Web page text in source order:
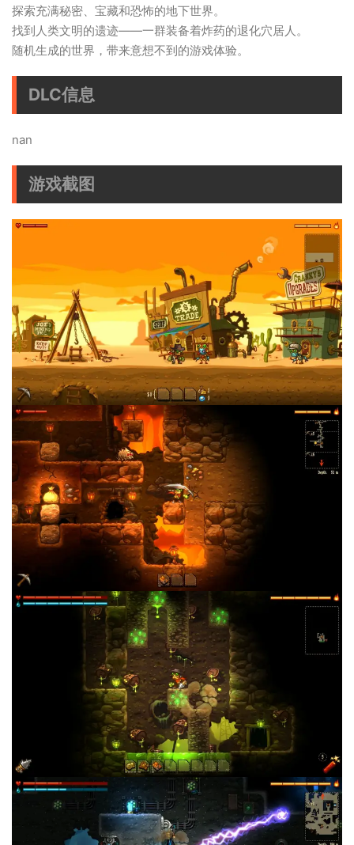
探索充满秘密、宝藏和恐怖的地下世界。
找到人类文明的遗迹——一群装备着炸药的退化穴居人。
随机生成的世界，带来意想不到的游戏体验。
DLC信息
nan
游戏截图